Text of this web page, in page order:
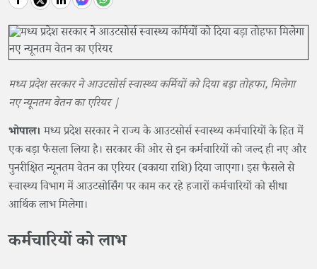
मध्य प्रदेश सरकार ने आउटसोर्स स्वास्थ्य कर्मियों को दिया बड़ा तोहफा, मिलेगा
नए न्यूनतम वेतन का एरियर |
भोपाल।मध्य प्रदेश सरकार ने राज्य के आउटसोर्स स्वास्थ्य कर्मचारियों के हित में
एक बड़ा फैसला लिया है। सरकार की ओर से इन कर्मचारियों को जल्द ही नए और
पुनरीक्षित न्यूनतम वेतन का एरियर (बकाया राशि) दिया जाएगा। ​इस फैसले से
स्वास्थ्य विभाग में आउटसोर्सिंग पर काम कर रहे हजारों कर्मचारियों को सीधा
आर्थिक लाभ मिलेगा।
​कर्मचारियों को लाभ